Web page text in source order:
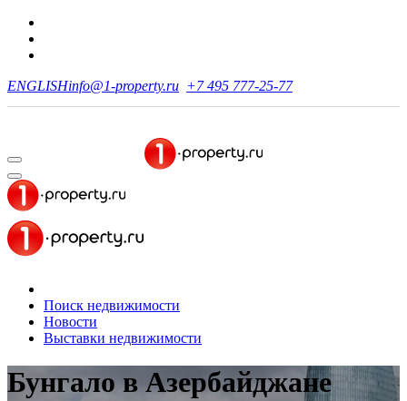
ENGLISHinfo@1-property.ru +7 495 777-25-77
Поиск недвижимости
Новости
Выставки недвижимости
Бунгало в Азербайджане